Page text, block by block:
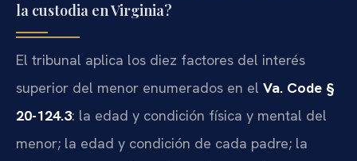
la custodia en Virginia?
El tribunal aplica los diez factores del interés
superior del menor enumerados en el Va. Code §
20-124.3: la edad y condición física y mental del
menor; la edad y condición de cada padre; la